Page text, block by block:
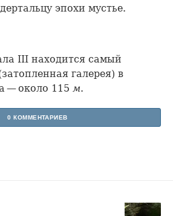
эпохи мустье.
III находится самый
галерея) в
— около 115 м.
0 КОММЕНТАРИЕВ